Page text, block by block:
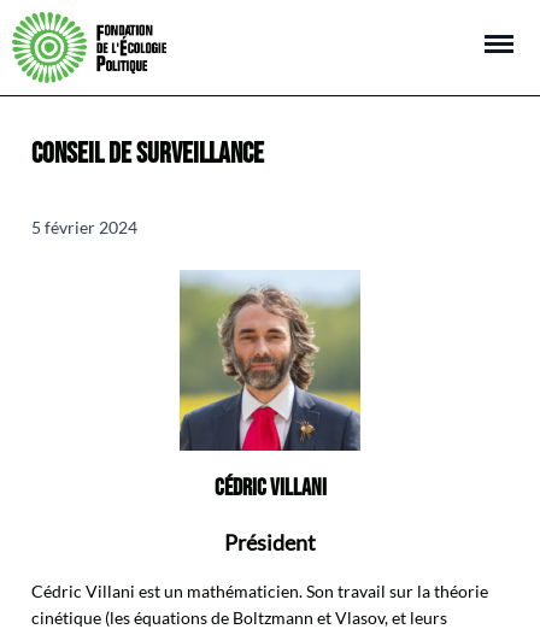
Open
CONSEIL DE SURVEILLANCE
5 février 2024
CÉDRIC VILLANI
Président
Cédric Villani est un mathématicien. Son travail sur la théorie
cinétique (les équations de Boltzmann et Vlasov, et leurs